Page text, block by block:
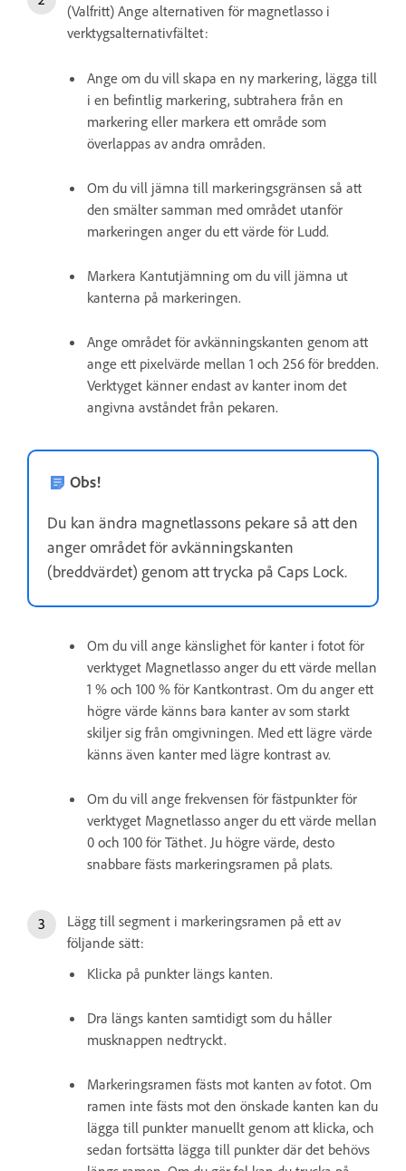
(Valfritt) Ange alternativen för magnetlasso i
verktygsalternativfältet:
Ange om du vill skapa en ny markering, lägga till
i en befintlig markering, subtrahera från en
markering eller markera ett område som
överlappas av andra områden.
Om du vill jämna till markeringsgränsen så att
den smälter samman med området utanför
markeringen anger du ett värde för Ludd.
Markera Kantutjämning om du vill jämna ut
kanterna på markeringen.
Ange området för avkänningskanten genom att
ange ett pixelvärde mellan 1 och 256 för bredden.
Verktyget känner endast av kanter inom det
angivna avståndet från pekaren.
Obs!
Du kan ändra magnetlassons pekare så att den
anger området för avkänningskanten
(breddvärdet) genom att trycka på Caps Lock.
Om du vill ange känslighet för kanter i fotot för
verktyget Magnetlasso anger du ett värde mellan
1 % och 100 % för Kantkontrast. Om du anger ett
högre värde känns bara kanter av som starkt
skiljer sig från omgivningen. Med ett lägre värde
känns även kanter med lägre kontrast av.
Om du vill ange frekvensen för fästpunkter för
verktyget Magnetlasso anger du ett värde mellan
0 och 100 för Täthet. Ju högre värde, desto
snabbare fästs markeringsramen på plats.
Lägg till segment i markeringsramen på ett av
följande sätt:
Klicka på punkter längs kanten.
Dra längs kanten samtidigt som du håller
musknappen nedtryckt.
Markeringsramen fästs mot kanten av fotot. Om
ramen inte fästs mot den önskade kanten kan du
lägga till punkter manuellt genom att klicka, och
sedan fortsätta lägga till punkter där det behövs